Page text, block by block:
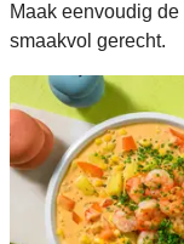
Maak eenvoudig
smaakvol gerecht.